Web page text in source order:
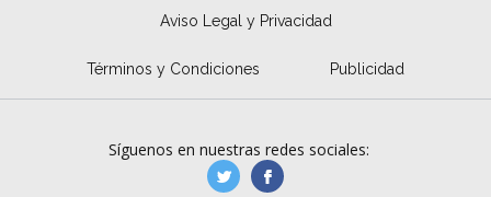
Aviso Legal y Privacidad
Términos y Condiciones Publicidad
Síguenos en nuestras redes sociales:
manufacturaGE